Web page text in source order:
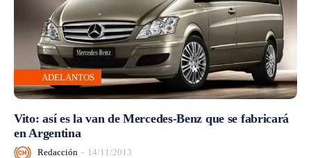
ADELANTOS
Vito: así es la van de Mercedes-Benz que se fabricará
en Argentina
Redacción - 14/11/2013